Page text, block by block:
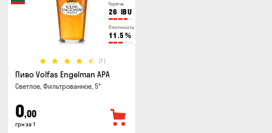
Горечь
26 IBU
Плотность
11.5 %
(1)
Пиво Volfas Engelman APA
Светлое, Фильтрованное, 5°
0,00
грн за 1